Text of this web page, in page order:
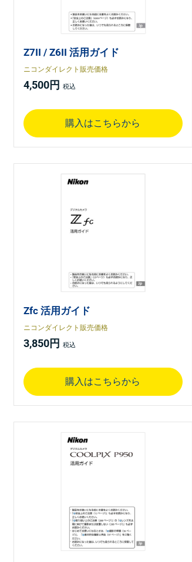
Z7II / Z6II 活用ガイド
ニコンダイレクト販売価格
4,500円
購入はこちらから
Zfc 活用ガイド
ニコンダイレクト販売価格
3,850円
購入はこちらから